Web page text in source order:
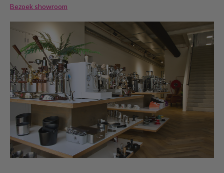
Bezoek showroom